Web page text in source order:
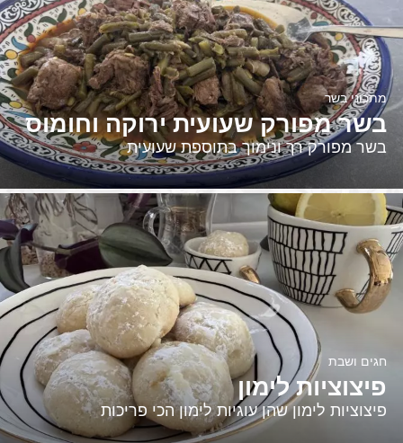
בשר מפורק שעועית ירוקה וחומוס
מתכוני בשר
בשר מפורק רך ונימוך בתוספת שעועית
פיצוציות לימון
חגים ושבת
פיצוציות לימון שהן עוגיות לימון הכי פריכות